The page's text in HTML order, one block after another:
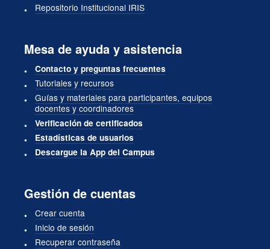
Repositorio Institucional IRIS
Mesa de ayuda y asistencia
Contacto y preguntas frecuentes
Tutoriales y recursos
Guías y materiales para participantes, equipos
docentes y coordinadores
Verificación de certificados
Estadísticas de usuarios
Descargue la App del Campus
Gestión de cuentas
Crear cuenta
Inicio de sesión
Recuperar contraseña